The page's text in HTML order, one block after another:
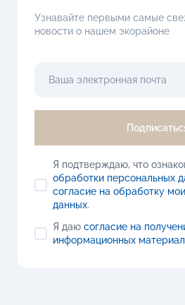
Узнавайте первыми самые
новости о нашем экорайоне
Я подтверждаю, что
обработки персональных
согласие на обработку
данных.
Я даю согласие на
информационных